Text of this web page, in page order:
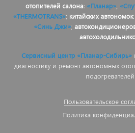
отопителей салона: «Планар»
«THERMOTRANS»; китайских автономок:
«Синь Джи»;
Сервисный центр «Планар-Сибирь»
диагностику и ремонт автономных
подогревателей
Пользовательское
Политика